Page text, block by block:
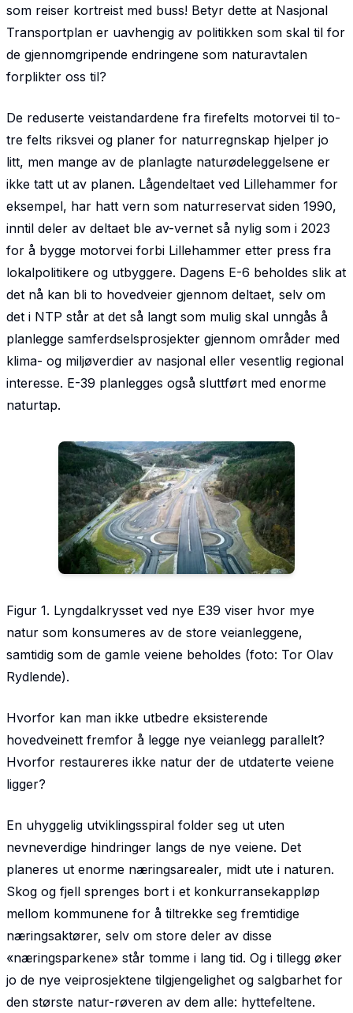
som reiser kortreist med buss! Betyr dette at Nasjonal
Transport­plan er uavhengig av politikken som skal til for
de gjennomgripende endringene som naturavtalen
forplikter oss til?
De reduserte veistandardene fra firefelts motorvei til to-
tre felts riksvei og planer for naturregnskap hjelper jo
litt, men mange av de planlagte naturødeleggelsene er
ikke tatt ut av planen. Lågendeltaet ved Lillehammer for
eksempel, har hatt vern som naturreservat siden 1990,
inntil deler av deltaet ble av-vernet så nylig som i 2023
for å bygge motorvei forbi Lillehammer etter press fra
lokalpolitikere og utbyggere. Dagens E-6 beholdes slik at
det nå kan bli to hovedveier gjennom deltaet, selv om
det i NTP står at det så langt som mulig skal unngås å
planlegge samferdselsprosjekter gjennom områder med
klima- og miljøverdier av nasjonal eller vesentlig regional
interesse. E-39 planlegges også sluttført med enorme
naturtap.
Figur 1. Lyngdalkrysset ved nye E39 viser hvor mye
natur som konsumeres av de store veianleggene,
samtidig som de gamle veiene beholdes (foto: Tor Olav
Rydlende).
Hvorfor kan man ikke utbedre eksisterende
hovedveinett fremfor å legge nye veianlegg parallelt?
Hvorfor restaureres ikke natur der de utdaterte veiene
ligger?
En uhyggelig utviklingsspiral folder seg ut uten
nevneverdige hindringer langs de nye veiene. Det
planeres ut enorme næringsarealer, midt ute i naturen.
Skog og fjell sprenges bort i et konkurranse­kappløp
mellom kommunene for å tiltrekke seg fremtidige
næringsaktører, selv om store deler av disse
«næringsparkene» står tomme i lang tid. Og i tillegg øker
jo de nye veiprosjektene tilgjengelighet og salgbarhet for
den største natur-røveren av dem alle: hyttefeltene.